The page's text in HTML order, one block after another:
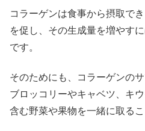
コラーゲンは食事から摂取で
を促し、その生成量を増やす
です。
そのためにも、コラーゲンの
ブロッコリーやキャベツ、キ
含む野菜や果物を一緒に取るこ